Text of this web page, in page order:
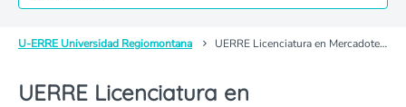
U-ERRE Universidad Regiomontana UERRE Licenciatura en Mercadotecnia
UERRE Licenciatura en